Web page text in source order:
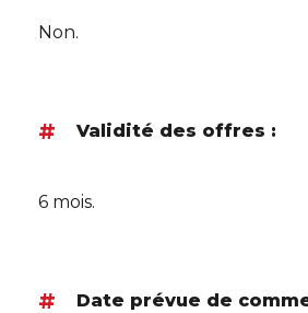
Non.
Validité des offres :
6 mois.
Date prévue de